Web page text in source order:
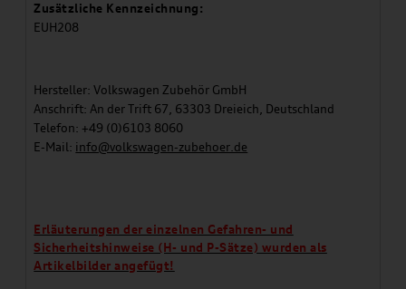
Zusätzliche Kennzeichnung:
EUH208
Hersteller: Volkswagen Zubehör GmbH
Anschrift: An der Trift 67, 63303 Dreieich, Deutschland
Telefon: +49 (0)6103 8060
E-Mail: info@volkswagen-zubehoer.de
Erläuterungen der einzelnen Gefahren- und
Sicherheitshinweise (H- und P-Sätze) wurden als
Artikelbilder angefügt!